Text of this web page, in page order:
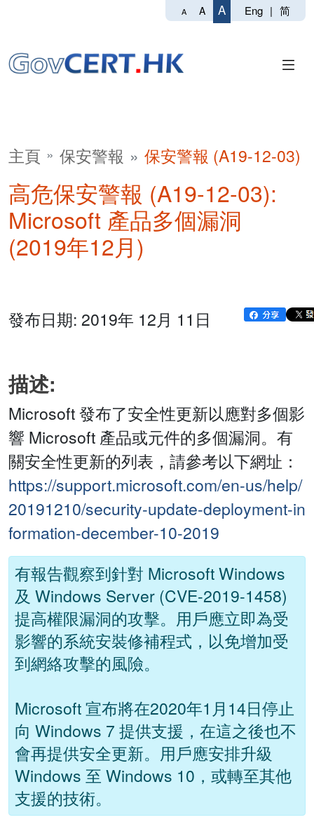
A A A Eng | 简
主頁 保安警報 保安警報 (A19-12-03)
高危保安警報 (A19-12-03):
Microsoft 產品多個漏洞
(2019年12月)
發布日期: 2019年 12月 11日
描述:
Microsoft 發布了安全性更新以應對多個影
響 Microsoft 產品或元件的多個漏洞。有
關安全性更新的列表，請參考以下網址：
https://support.microsoft.com/en-us/help/
20191210/security-update-deployment-in
formation-december-10-2019
有報告觀察到針對 Microsoft Windows
及 Windows Server (CVE-2019-1458)
提高權限漏洞的攻擊。用戶應立即為受
影響的系統安裝修補程式，以免增加受
到網絡攻擊的風險。
Microsoft 宣布將在2020年1月14日停止
向 Windows 7 提供支援，在這之後也不
會再提供安全更新。用戶應安排升級
Windows 至 Windows 10，或轉至其他
支援的技術。